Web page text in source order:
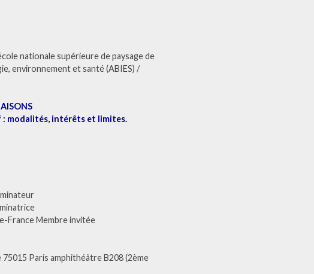
nationale supérieure de paysage de
environnement et santé (ABIES) /
: modalités, intérêts et limites.
France Membre invitée
Paris amphithéâtre B208 (2ème